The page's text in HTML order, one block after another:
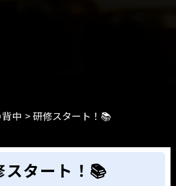
中 >研修スタート！📚
スタート！📚